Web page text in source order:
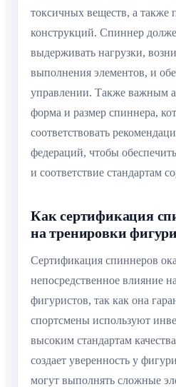
токсичных веществ, а также
конструкций. Спиннер
выдерживать нагрузки,
выполнения элементов, и
управлении. Также важным
форма и размер спиннера,
соответствовать
федераций, чтобы
и соответствие стандартам
Как сертификация
на тренировки
Сертификация спиннеров
непосредственное влияние
фигуристов, так как она
спортсмены используют
высоким стандартам
создает уверенность у
могут выполнять сложные